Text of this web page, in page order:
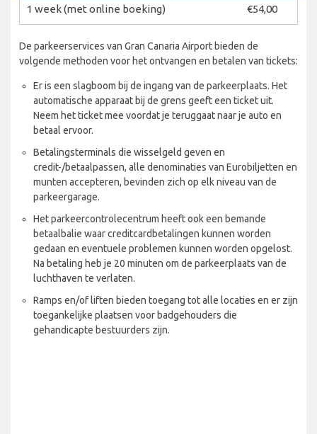
1 week (met online boeking) €54,00
De parkeerservices van Gran Canaria Airport bieden de
volgende methoden voor het ontvangen en betalen van tickets:
Er is een slagboom bij de ingang van de parkeerplaats. Het
automatische apparaat bij de grens geeft een ticket uit.
Neem het ticket mee voordat je teruggaat naar je auto en
betaal ervoor.
Betalingsterminals die wisselgeld geven en
credit-/betaalpassen, alle denominaties van Eurobiljetten en
munten accepteren, bevinden zich op elk niveau van de
parkeergarage.
Het parkeercontrolecentrum heeft ook een bemande
betaalbalie waar creditcardbetalingen kunnen worden
gedaan en eventuele problemen kunnen worden opgelost.
Na betaling heb je 20 minuten om de parkeerplaats van de
luchthaven te verlaten.
Ramps en/of liften bieden toegang tot alle locaties en er zijn
toegankelijke plaatsen voor badgehouders die
gehandicapte bestuurders zijn.